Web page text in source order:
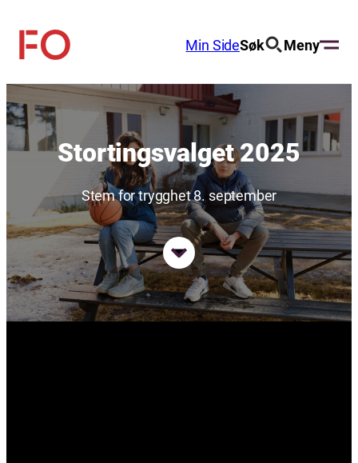
innhold
FO
(Fellesorganisasjonen)
Min SideSøk Meny
Stortingsvalget 2025
Stem for trygghet 8. september